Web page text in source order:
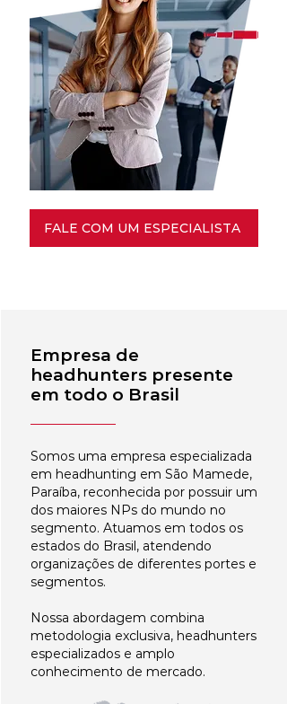
FALE COM UM ESPECIALISTA
Empresa de
headhunters presente
em todo o Brasil
Somos uma empresa especializada
em headhunting em São Mamede,
Paraíba, reconhecida por possuir um
dos maiores NPs do mundo no
segmento. Atuamos em todos os
estados do Brasil, atendendo
organizações de diferentes portes e
segmentos.
Nossa abordagem combina
metodologia exclusiva, headhunters
especializados e amplo
conhecimento de mercado.